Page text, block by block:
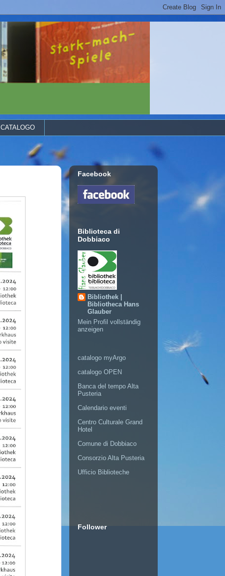
CATALOGO
Facebook
Biblioteca di
Dobbiaco
Bibliothek |
Bibliotheca Hans
Glauber
Mein Profil vollständig
anzeigen
catalogo myArgo
catalogo OPEN
Banca del tempo Alta
Pusteria
Calendario eventi
Centro Culturale Grand
Hotel
Comune di Dobbiaco
Consorzio Alta Pusteria
Ufficio Biblioteche
Follower